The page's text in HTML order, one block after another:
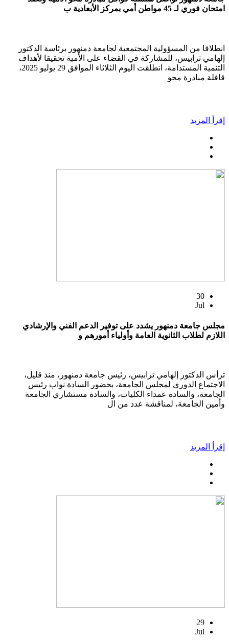
امتحان فوري لـ 45 مواطن أمي بمركز الأبعادية ب
انطلاقا من المسؤولية المجتمعية لجامعة دمنهور برئاسة الدكتور
إلهامي ترابيس، للمشاركة في القضاء على الأمية تحقيقا لأهداف
التنمية المستدامة، انطلقت اليوم الثلاثاء الموافق 29 يوليو 2025،
قافلة مبادرة محو
إقرأ المزيد
30
Jul
مجلس جامعة دمنهور يشدد على توفير الدعم الفني والإرشادي
اللازم لطلاب الثانوية العامة وأولياء أمورهم و
ترأس الدكتور إلهامي ترابيس، رئيس جامعة دمنهور، منذ قليل،
الاجتماع الدورى لمجلس الجامعة، بحضور السادة نواب رئيس
الجامعة، والسادة عمداء الكليات، والسادة مستشاري الجامعة
وأمين الجامعة، لمناقشة عدد من ال
إقرأ المزيد
29
Jul